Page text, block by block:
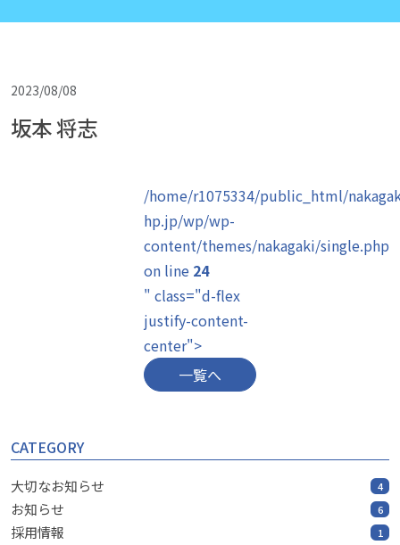
2023/08/08
坂本 将志
/home/r1075334/public_html/
hp.jp/wp/wp-
content/themes/nakagaki/single.php
on line 24
" class="d-flex
justify-content-
center">
一覧へ
CATEGORY
大切なお知らせ 4
お知らせ 6
採用情報 1